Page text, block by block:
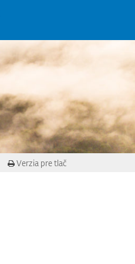
Verzia pre tlač